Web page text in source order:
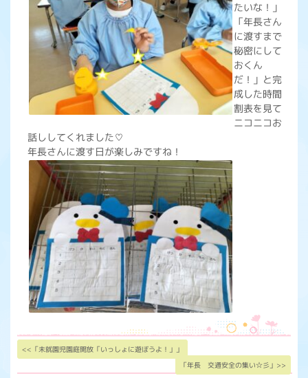
たいな！」
「年長さん
に渡すまで
秘密にして
おくん
だ！」と完
成した時間
割表を見て
ニコニコお
話ししてくれました♡
年長さんに渡す日が楽しみですね！
<<「未就園児園庭開放「いっしょに遊ぼうよ！」」
「年長 交通安全の集い☆彡」>>